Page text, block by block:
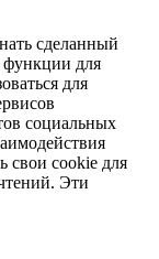
сделанный
функции для
для
социальных
свои cookie для
Эти